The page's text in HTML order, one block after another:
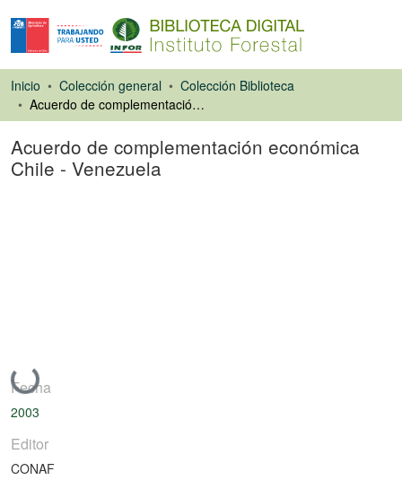
Inicio Colección general
Colección Biblioteca
Acuerdo de complementación económica Chile - Venezuela
Acuerdo de complementación económica
Chile - Venezuela
Cargando...
Fecha
2003
Editor
CONAF